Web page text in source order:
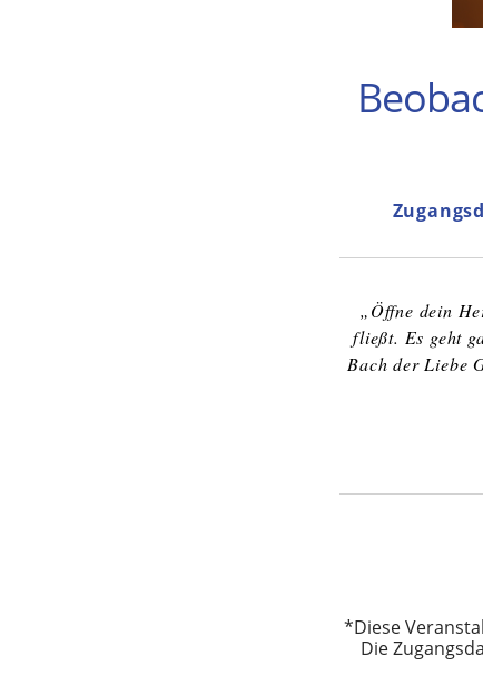
„Öffne dein
fließt. Es geht
Bach der Liebe
*Diese
Die